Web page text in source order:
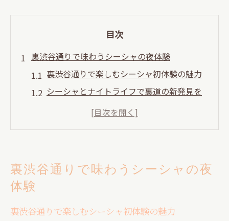
目次
裏渋谷通りで味わうシーシャの夜体験
裏渋谷通りで楽しむシーシャ初体験の魅力
シーシャとナイトライフで裏道の新発見を
裏渋谷通りの落ち着くシーシャ空間を探す
渋谷駅近く裏道シーシャの隠れ家探訪
静かな裏道で味わうシーシャの心地よさ
裏渋谷通りで味わうシーシャの夜
体験
裏渋谷通りで楽しむシーシャ初体験の魅力